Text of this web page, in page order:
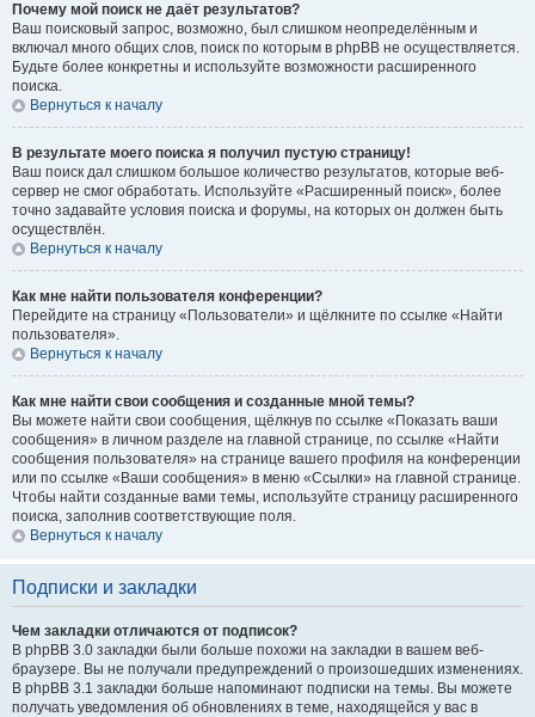
Почему мой поиск не даёт результатов?
Ваш поисковый запрос, возможно, был слишком неопределённым и
включал много общих слов, поиск по которым в phpBB не осуществляется.
Будьте более конкретны и используйте возможности расширенного
поиска.
Вернуться к началу
В результате моего поиска я получил пустую страницу!
Ваш поиск дал слишком большое количество результатов, которые веб-
сервер не смог обработать. Используйте «Расширенный поиск», более
точно задавайте условия поиска и форумы, на которых он должен быть
осуществлён.
Вернуться к началу
Как мне найти пользователя конференции?
Перейдите на страницу «Пользователи» и щёлкните по ссылке «Найти
пользователя».
Вернуться к началу
Как мне найти свои сообщения и созданные мной темы?
Вы можете найти свои сообщения, щёлкнув по ссылке «Показать ваши
сообщения» в личном разделе на главной странице, по ссылке «Найти
сообщения пользователя» на странице вашего профиля на конференции
или по ссылке «Ваши сообщения» в меню «Ссылки» на главной странице.
Чтобы найти созданные вами темы, используйте страницу расширенного
поиска, заполнив соответствующие поля.
Вернуться к началу
Подписки и закладки
Чем закладки отличаются от подписок?
В phpBB 3.0 закладки были больше похожи на закладки в вашем веб-
браузере. Вы не получали предупреждений о произошедших изменениях.
В phpBB 3.1 закладки больше напоминают подписки на темы. Вы можете
получать уведомления об обновлениях в теме, находящейся у вас в